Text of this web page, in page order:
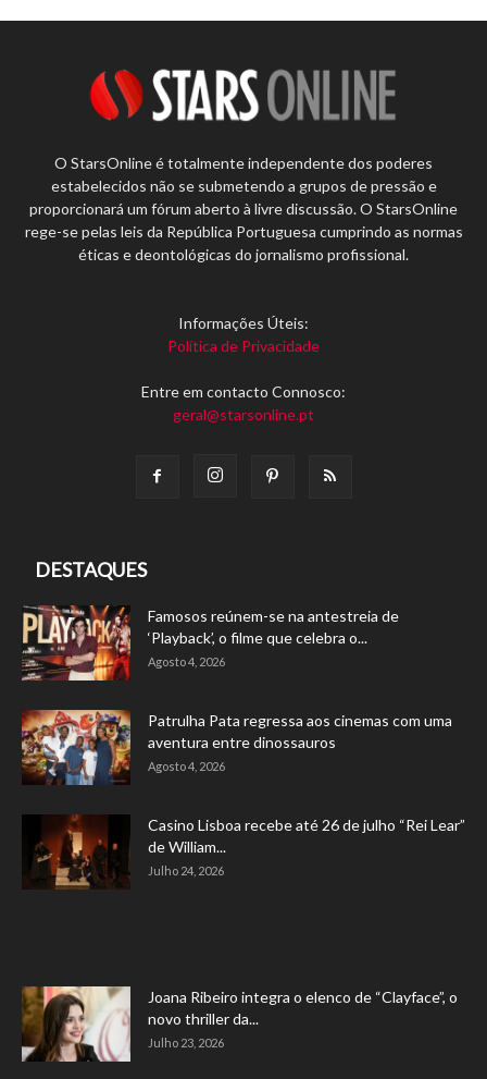
O StarsOnline é totalmente independente dos poderes
estabelecidos não se submetendo a grupos de pressão e
proporcionará um fórum aberto à livre discussão. O StarsOnline
rege-se pelas leis da República Portuguesa cumprindo as normas
éticas e deontológicas do jornalismo profissional.
Informações Úteis:
Política de Privacidade
Entre em contacto Connosco:
geral@starsonline.pt
DESTAQUES
Famosos reúnem-se na antestreia de
‘Playback’, o filme que celebra o...
Agosto 4, 2026
Patrulha Pata regressa aos cinemas com uma
aventura entre dinossauros
Agosto 4, 2026
Casino Lisboa recebe até 26 de julho “Rei Lear”
de William...
Julho 24, 2026
Joana Ribeiro integra o elenco de “Clayface”, o
novo thriller da...
Julho 23, 2026